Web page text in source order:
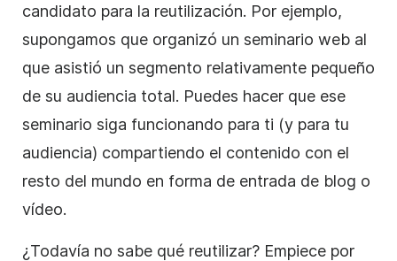
candidato para la reutilización. Por ejemplo,
supongamos que organizó un seminario web al
que asistió un segmento relativamente pequeño
de su audiencia total. Puedes hacer que ese
seminario siga funcionando para ti (y para tu
audiencia) compartiendo el contenido con el
resto del mundo en forma de entrada de blog o
vídeo.
¿Todavía no sabe qué reutilizar? Empiece por